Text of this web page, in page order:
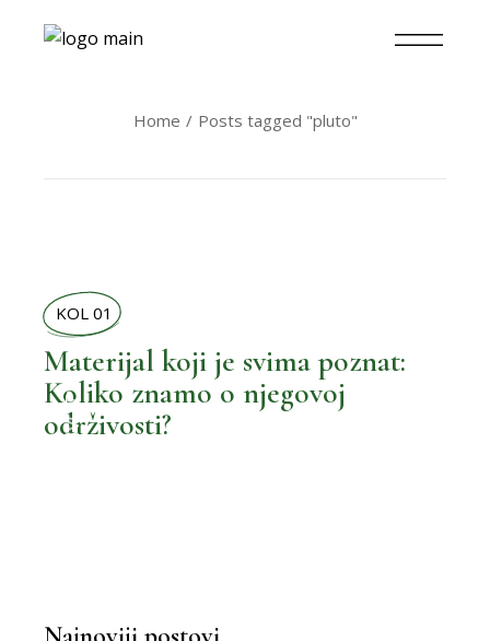
Home Posts tagged "pluto"
BOLJI ŽIVOT
,
KOL 01
Materijal koji je svima poznat:
Koliko znamo o njegovoj
održivosti?